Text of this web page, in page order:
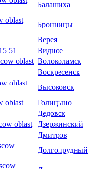
Балашиха
Бронницы
Верея
Видное
Волоколамск
Воскресенск
Высоковск
Голицыно
Дедовск
Дзержинский
Дмитров
Долгопрудный